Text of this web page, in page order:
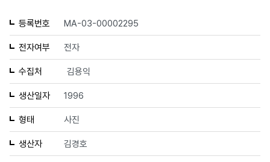
등록번호 MA-03-00002295
전자여부 전자
수집처 김용익
생산일자 1996
형태 사진
생산자 김경호